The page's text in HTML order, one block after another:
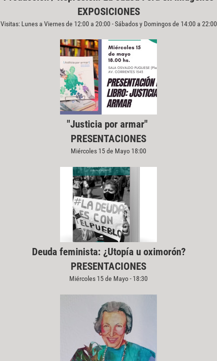
EXPOSICIONES
Visitas: Lunes a Viernes de 12:00 a 20:00 - Sábados y Domingos de 14:00 a 22:00
"Justicia por armar"
PRESENTACIONES
Miércoles 15 de Mayo 18:00
Deuda feminista: ¿Utopía u oximorón?
PRESENTACIONES
Miércoles 15 de Mayo - 18:30